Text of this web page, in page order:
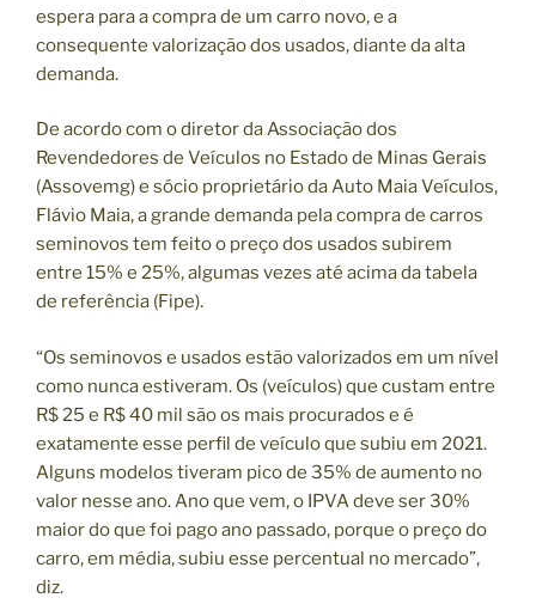
espera para a compra de um carro novo, e a
consequente valorização dos usados, diante da alta
demanda.
De acordo com o diretor da Associação dos
Revendedores de Veículos no Estado de Minas Gerais
(Assovemg) e sócio proprietário da Auto Maia Veículos,
Flávio Maia, a grande demanda pela compra de carros
seminovos tem feito o preço dos usados subirem
entre 15% e 25%, algumas vezes até acima da tabela
de referência (Fipe).
“Os seminovos e usados estão valorizados em um nível
como nunca estiveram. Os (veículos) que custam entre
R$ 25 e R$ 40 mil são os mais procurados e é
exatamente esse perfil de veículo que subiu em 2021.
Alguns modelos tiveram pico de 35% de aumento no
valor nesse ano. Ano que vem, o IPVA deve ser 30%
maior do que foi pago ano passado, porque o preço do
carro, em média, subiu esse percentual no mercado”,
diz.